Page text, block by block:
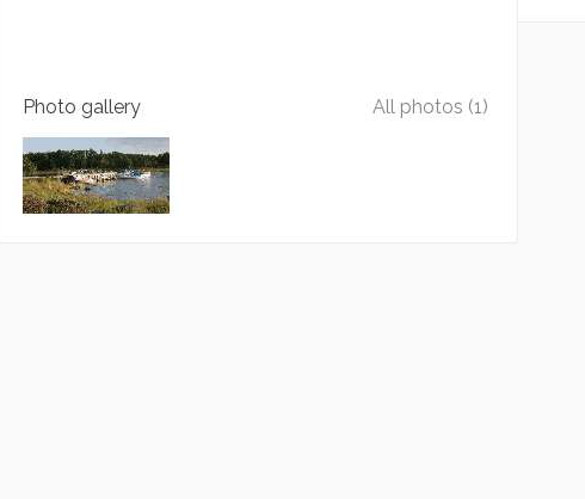
Photo gallery All photos (1)